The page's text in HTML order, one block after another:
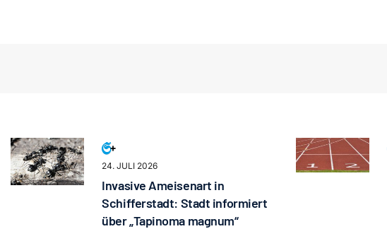
24. JULI 2026
Invasive Ameisenart in
Schifferstadt: Stadt informiert
über „Tapinoma magnum“